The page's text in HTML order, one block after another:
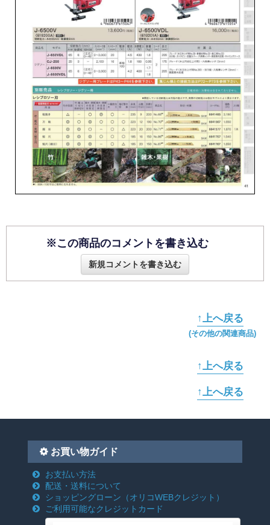
※この商品のコメントを書き込む
新規コメントを書き込む
↑上へ戻る
(その他の関連商品)
↑上へ戻る
↑上へ戻る
お買い物ガイド
お支払い方法
配送・送料について
ショッピングローン （オリコWEBクレジット）
ご利用可能なクレジットカード